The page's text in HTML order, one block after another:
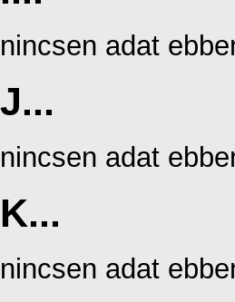
nincsen adat
J...
nincsen adat
K...
nincsen adat